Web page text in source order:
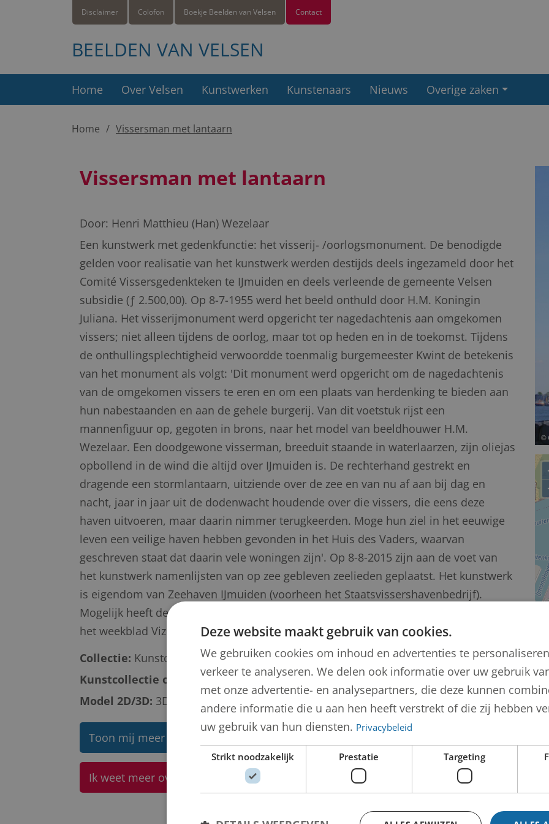
Contact
Boekje Beelden van Velsen
Colofon
Disclaimer
BEELDEN VAN VELSEN
Home Over Velsen Kunstwerken Kunstenaars Nieuws Overige zaken
Home Vissersman met lantaarn
Vissersman met lantaarn
Door: Henri Matthieu (Han) Wezelaar
Een kunstwerk met gedenkfunctie: het visserij- /oorlogsmonument. De benodigde
gelden voor realisatie van het kunstwerk werden destijds deels ingezameld door het
Comité Vissersgedenkteken te IJmuiden en deels verleende de gemeente Velsen
subsidie (ƒ 2.500,00). Op 8-7-1955 werd het beeld onthuld door H.M. Koningin
Juliana. Het visserijmonument werd opgericht ter nagedachtenis aan omgekomen
vissers; niet alleen tijdens de oorlog, maar tot op heden en in de toekomst. Tijdens
de onthullingsplechtigheid verwoordde toenmalig burgemeester Kwint de betekenis
van het monument als volgt: 'Dit monument werd opgericht om de nagedachtenis
van de omgekomen vissers te eren en om een plaats van herdenking te bieden aan
hun nabestaanden en aan de gehele burgerij. Van dit voetstuk rijst een
mannenfiguur op, gegoten in brons, naar het model van beeldhouwer H.M.
Wezelaar. Een doodgewone visserman, breeduit staande in waterlaarzen, zijn oliejas
opbollend in de wind die altijd over IJmuiden is. De rechterhand gestrekt en
dragende een stormlantaarn, uitziende over de zee en van nu af aan bij dag en
nacht, jaar in jaar uit de dodenwacht houdende over die vissers, die eens deze
haven uitvoeren, maar daarin nimmer terugkeerden. Moge hun ziel in het eeuwige
leven een veilige haven hebben gevonden in het Huis des Vaders, waarvan
geschreven staat dat daarin vele woningen zijn'. Op 8-8-2015 zijn aan de voet van
het kunstwerk namenlijsten van op zee gebleven zeelieden geplaatst. Het kunstwerk
is eigendom van Zeehaven IJmuiden (voorheen het Staatsvissershavenbedrijf).
Mogelijk heeft destijds de heer G.C. Geijteman model gestaan voor het beeld (Bron:
het weekblad Vizier, 4-8-1951).
Collectie: Kunstcollectie
Kunstcollectie omschrijving: Beeld en Gedenkteken
Model 2D/3D: 3D buiten
Toon mij meer werken van Henri Matthieu (Han) Wezelaar
Ik weet meer over dit kunstwerk
Deze website maakt gebruik van cookies.
We gebruiken cookies om inhoud en advertenties te
verkeer te analyseren. We delen ook informatie over uw gebruik
met onze advertentie- en analysepartners, die deze kunnen
andere informatie die u aan hen heeft verstrekt of die zij hebben
uw gebruik van hun diensten. Privacybeleid
Strikt noodzakelijk Prestatie Targeting